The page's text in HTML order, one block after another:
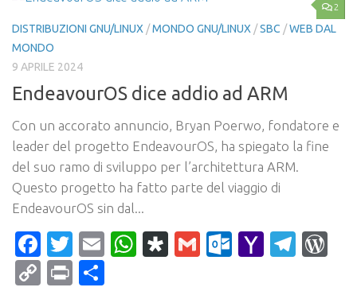
2
DISTRIBUZIONI GNU/LINUX /MONDO GNU/LINUX /SBC /WEB DAL
MONDO
9 APRILE 2024
EndeavourOS dice addio ad ARM
Con un accorato annuncio, Bryan Poerwo, fondatore e
leader del progetto EndeavourOS, ha spiegato la fine
del suo ramo di sviluppo per l’architettura ARM.
Questo progetto ha fatto parte del viaggio di
EndeavourOS sin dal...
Facebook
Twitter
EmailWhatsApp
Diaspora
Gmail Yahoo
CopyPrint